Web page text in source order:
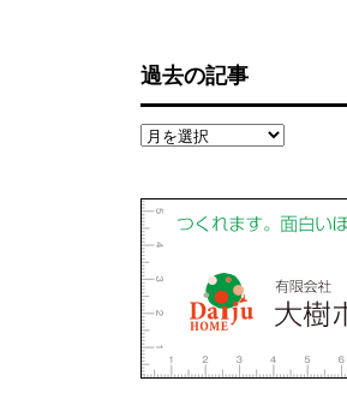
過去の記事
過
の
記
事